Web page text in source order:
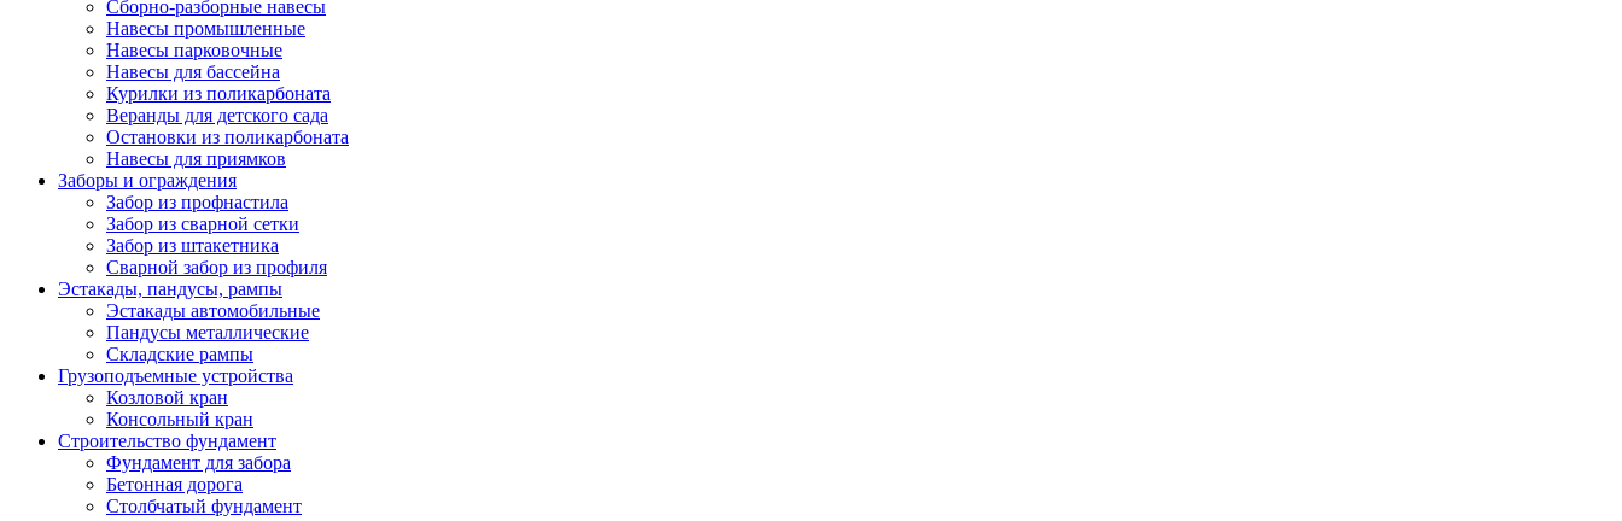
Сборно-разборные навесы
Навесы промышленные
Навесы парковочные
Навесы для бассейна
Курилки из поликарбоната
Веранды для детского сада
Остановки из поликарбоната
Навесы для приямков
Заборы и ограждения
Забор из профнастила
Забор из сварной сетки
Забор из штакетника
Сварной забор из профиля
Эстакады, пандусы, рампы
Эстакады автомобильные
Пандусы металлические
Складские рампы
Грузоподъемные устройства
Козловой кран
Консольный кран
Строительство фундамент
Фундамент для забора
Бетонная дорога
Столбчатый фундамент